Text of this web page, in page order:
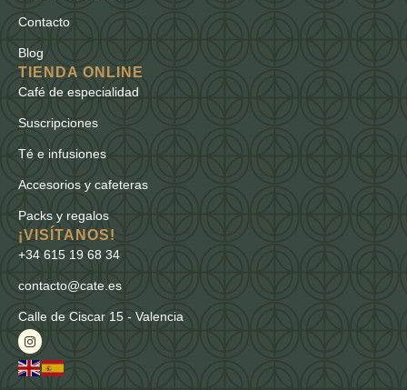
Contacto
Blog
TIENDA ONLINE
Café de especialidad
Suscripciones
Té e infusiones
Accesorios y cafeteras
Packs y regalos
¡VISÍTANOS!
+34 615 19 68 34
contacto@cate.es
Calle de Ciscar 15 - Valencia